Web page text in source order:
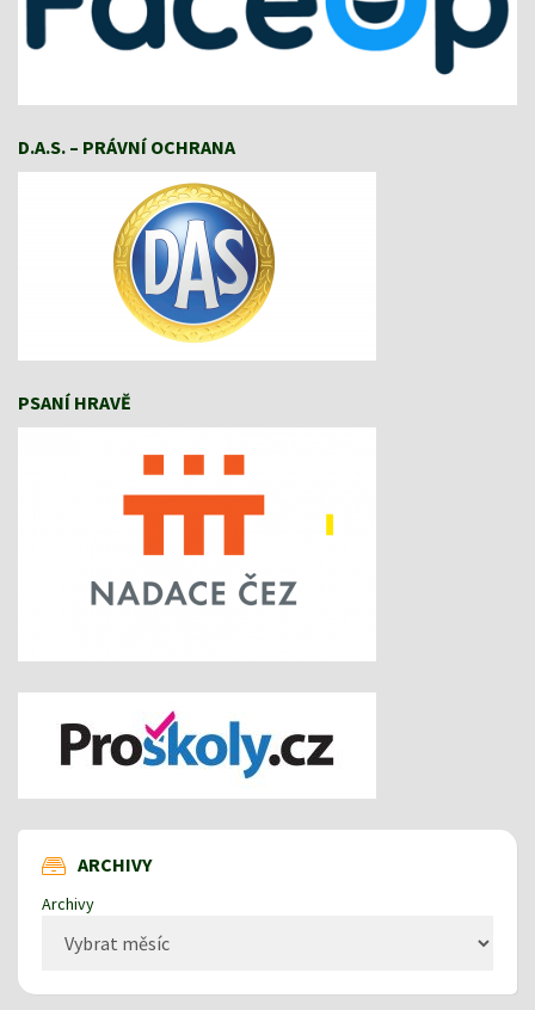
D.A.S. – PRÁVNÍ OCHRANA
PSANÍ HRAVĚ
ARCHIVY
Archivy